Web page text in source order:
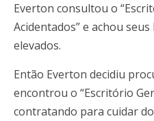
Everton consultou o
Acidentados” e achou
elevados.
Então Everton decidiu
encontrou o “Escritório
contratando para cuidar